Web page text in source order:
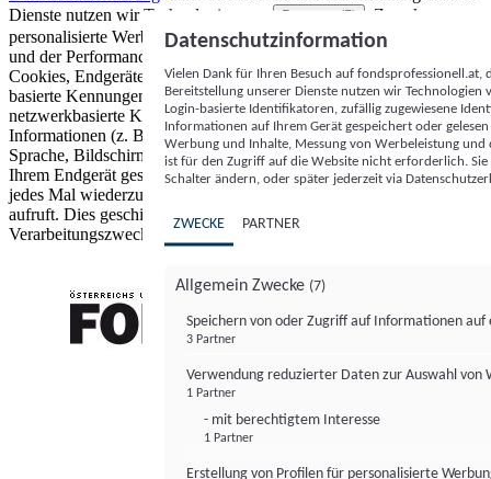
Dienste nutzen wir Technologien von
Partnern (5)
. Zwecke:
personalisierte Werbung und Inhalte, Messung von Werbeleistung
und der Performance von Inhalten sowie Zielgruppenforschung.
Cookies, Endgeräte- oder ähnliche Online-Kennungen (z. B. login-
basierte Kennungen, zufällig generierte Kennungen,
netzwerkbasierte Kennungen) können zusammen mit anderen
Informationen (z. B. Browsertyp und Browserinformationen,
Sprache, Bildschirmgröße, unterstützte Technologien usw.) auf
Ihrem Endgerät gespeichert oder von dort ausgelesen werden, um es
jedes Mal wiederzuerkennen, wenn es eine App oder einer Webseite
aufruft. Dies geschieht für einen oder mehrere der hier aufgeführten
Verarbeitungszwecke.
Datenschutzinformation
Vielen Dank für Ihren Besuch auf
Bereitstellung unserer Dienste nutzen wir Technologien
Login-basierte Identifikatoren, zufällig zugewiesene
Informationen auf Ihrem Gerät gespeichert oder
Werbung und Inhalte, Messung von Werbeleistung
ist für den Zugriff auf die Website nicht erforderlich.
Schalter ändern, oder später jederzeit via
ZWECKE PARTNER
Allgemein Zwecke (7)
Speichern von oder Zugriff auf Informationen auf
3 Partner
Verwendung reduzierter Daten zur Auswahl von
1 Partner
- mit berechtigtem Interesse
1 Partner
Erstellung von Profilen für personalisierte
FONDS professionell